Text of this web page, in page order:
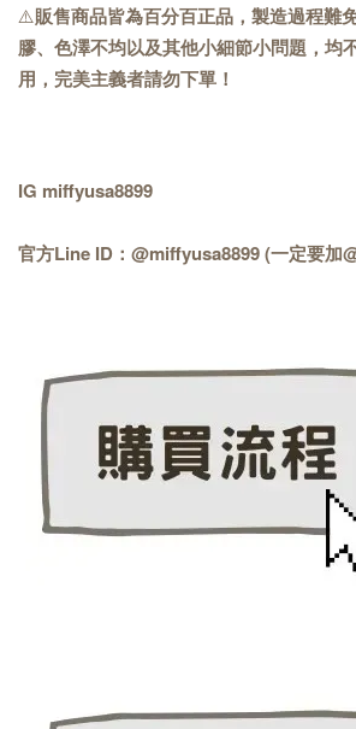
⚠️販售商品皆為百分百正品，製造過程難
膠、色澤不均以及其他小細節小問題，均
用，完美主義者請勿下單！
IG miffyusa8899
官方Line ID：@miffyusa8899 (一定要加